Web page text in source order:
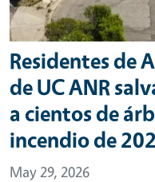
Residentes de
de UC ANR
a cientos de
incendio de
May 29, 2026